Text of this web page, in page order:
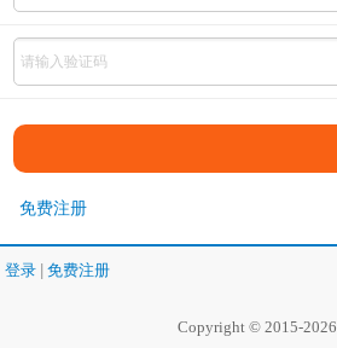
免费注册
登录 免费注册
Copyright © 2015-2026